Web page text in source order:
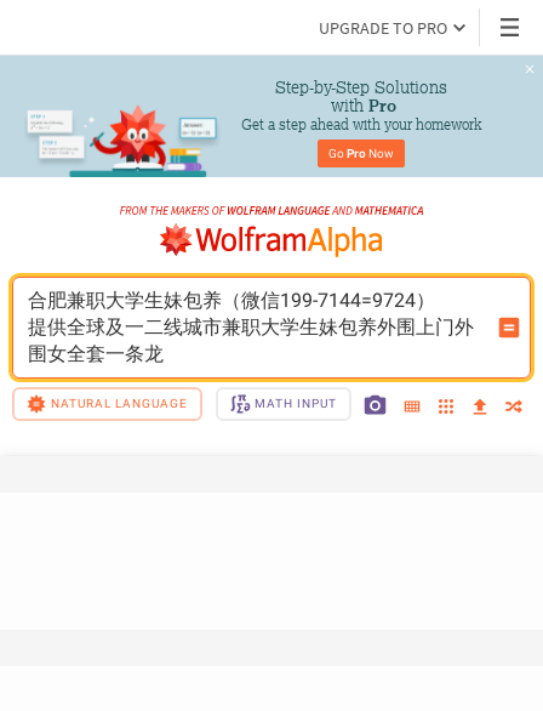
UPGRADE TO PRO
Step-by-Step Solutions
with Pro
Get a step ahead with your homework
Go Pro Now
合肥兼职大学生妹包养（微信199-7144=9724）
提供全球及一二线城市兼职大学生妹包养外围上门外
围女全套一条龙
NATURAL LANGUAGE MATH INPUT